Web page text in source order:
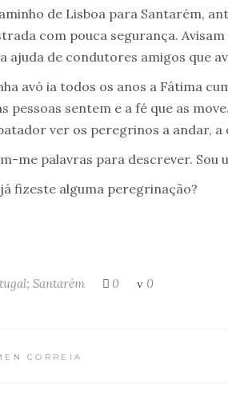
de Lisboa para Santarém,
com pouca segurança.
ajuda de condutores amigos que
avó ia todos os anos a Fátima
pessoas sentem e a fé que as
ver os peregrinos a andar, a
me palavras para descrever. Sou
fizeste alguma peregrinação?
Santarém 0 0
CORREIA